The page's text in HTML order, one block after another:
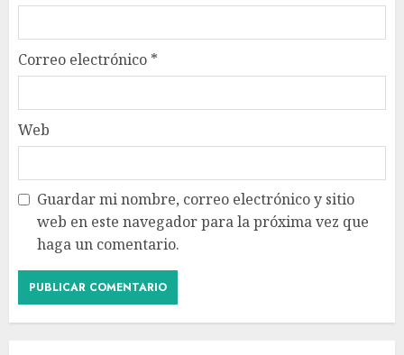
Correo electrónico *
Web
Guardar mi nombre, correo electrónico y sitio
web en este navegador para la próxima vez que
haga un comentario.